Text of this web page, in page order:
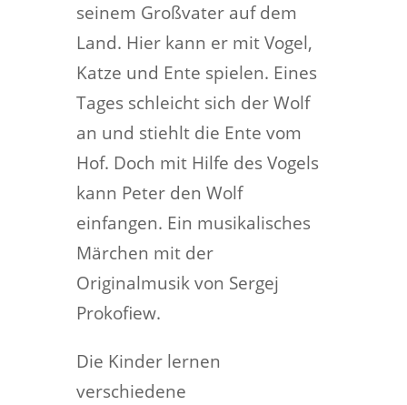
seinem Großvater auf dem
Land. Hier kann er mit Vogel,
Katze und Ente spielen. Eines
Tages schleicht sich der Wolf
an und stiehlt die Ente vom
Hof. Doch mit Hilfe des Vogels
kann Peter den Wolf
einfangen. Ein musikalisches
Märchen mit der
Originalmusik von Sergej
Prokofiew.
Die Kinder lernen
verschiedene